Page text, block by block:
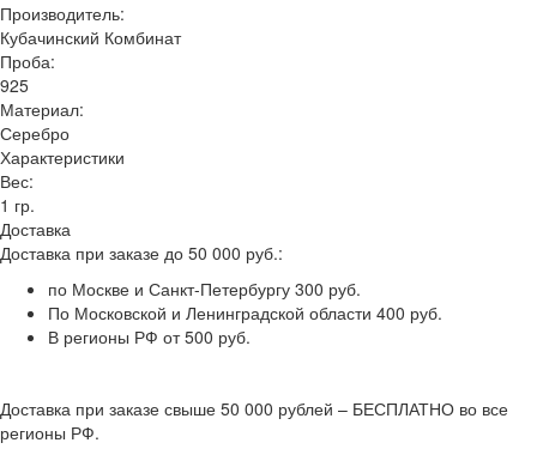
Производитель:
Кубачинский Комбинат
Проба:
925
Материал:
Серебро
Характеристики
Вес:
1 гр.
Доставка
Доставка при заказе до 50 000 руб.:
по Москве и Санкт-Петербургу 300 руб.
По Московской и Ленинградской области 400 руб.
В регионы РФ от 500 руб.
Доставка при заказе свыше 50 000 рублей – БЕСПЛАТНО во все
регионы РФ.